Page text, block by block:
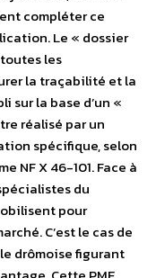
compléter ce
Le « dossier
les
la traçabilité et la
sur la base d’un «
réalisé par un
spécifique, selon
NF X 46-101. Face à
du
pour
C’est le cas de
drômoise figurant